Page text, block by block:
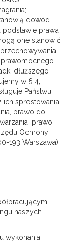
dowód
prawa
one stanowić
dłuższego
w § 4;
Państwu
sprostowania,
prawo do
prawo
Ochrony
193 Warszawa).
naszych
wykonania